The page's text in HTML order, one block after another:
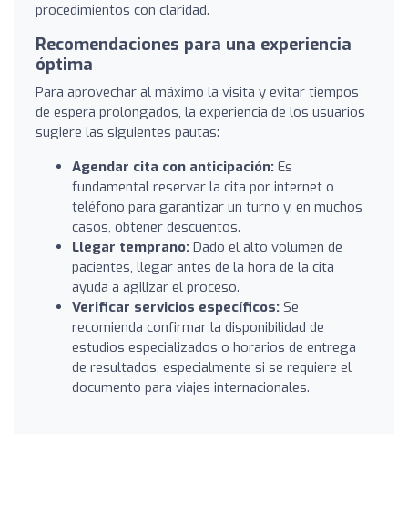
procedimientos con claridad.
Recomendaciones para una experiencia
óptima
Para aprovechar al máximo la visita y evitar tiempos
de espera prolongados, la experiencia de los usuarios
sugiere las siguientes pautas:
Agendar cita con anticipación: Es
fundamental reservar la cita por internet o
teléfono para garantizar un turno y, en muchos
casos, obtener descuentos.
Llegar temprano: Dado el alto volumen de
pacientes, llegar antes de la hora de la cita
ayuda a agilizar el proceso.
Verificar servicios específicos: Se
recomienda confirmar la disponibilidad de
estudios especializados o horarios de entrega
de resultados, especialmente si se requiere el
documento para viajes internacionales.